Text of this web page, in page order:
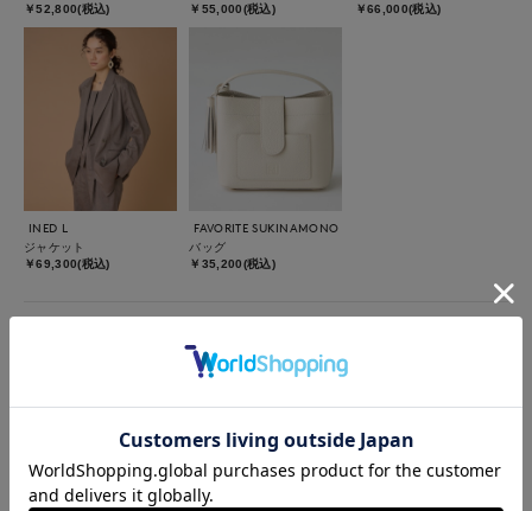
￥52,800(税込) ￥55,000(税込) ￥66,000(税込)
INED L
ジャケット
￥69,300(税込)
FAVORITE SUKINAMONO
バッグ
￥35,200(税込)
INED L